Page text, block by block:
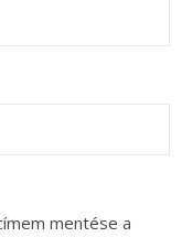
mentése a